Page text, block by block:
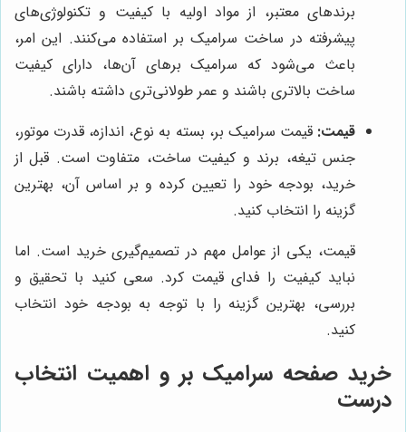
برندهای معتبر، از مواد اولیه با کیفیت و تکنولوژی‌های
پیشرفته در ساخت سرامیک بر استفاده می‌کنند. این امر،
باعث می‌شود که سرامیک برهای آن‌ها، دارای کیفیت
ساخت بالاتری باشند و عمر طولانی‌تری داشته باشند.
قیمت: قیمت سرامیک بر، بسته به نوع، اندازه، قدرت موتور،
جنس تیغه، برند و کیفیت ساخت، متفاوت است. قبل از
خرید، بودجه خود را تعیین کرده و بر اساس آن، بهترین
گزینه را انتخاب کنید.
قیمت، یکی از عوامل مهم در تصمیم‌گیری خرید است. اما
نباید کیفیت را فدای قیمت کرد. سعی کنید با تحقیق و
بررسی، بهترین گزینه را با توجه به بودجه خود انتخاب
کنید.
خرید صفحه سرامیک بر و اهمیت انتخاب
درست